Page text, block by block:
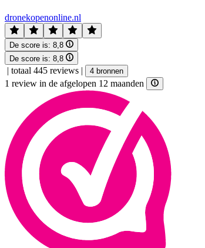
dronekopenonline.nl
De score is: 8,8
De score is: 8,8
| totaal 445 reviews | 4 bronnen
1 review in de afgelopen 12 maanden